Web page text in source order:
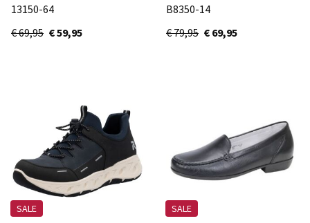
13150-64
kiesel/fango/nuss/rauch
€ 69,95 € 59,95
B8350-14
schwarz/denim/navy/navy
€ 79,95 € 69,95
SALE SALE